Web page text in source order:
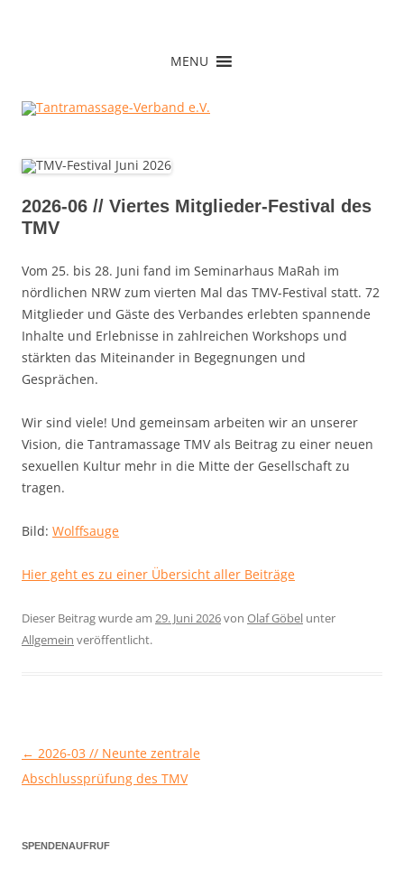
MENU
2026-06 // Viertes Mitglieder-Festival des
TMV
Vom 25. bis 28. Juni fand im Seminarhaus MaRah im
nördlichen NRW zum vierten Mal das TMV-Festival statt. 72
Mitglieder und Gäste des Verbandes erlebten spannende
Inhalte und Erlebnisse in zahlreichen Workshops und
stärkten das Miteinander in Begegnungen und
Gesprächen.
Wir sind viele! Und gemeinsam arbeiten wir an unserer
Vision, die Tantramassage TMV als Beitrag zu einer neuen
sexuellen Kultur mehr in die Mitte der Gesellschaft zu
tragen.
Bild: Wolffsauge
Hier geht es zu einer Übersicht aller Beiträge
Dieser Beitrag wurde am 29. Juni 2026von Olaf Göbel unter
Allgemein veröffentlicht.
Beitragsnavigation
← 2026-03 // Neunte zentrale
Abschlussprüfung des TMV
SPENDENAUFRUF